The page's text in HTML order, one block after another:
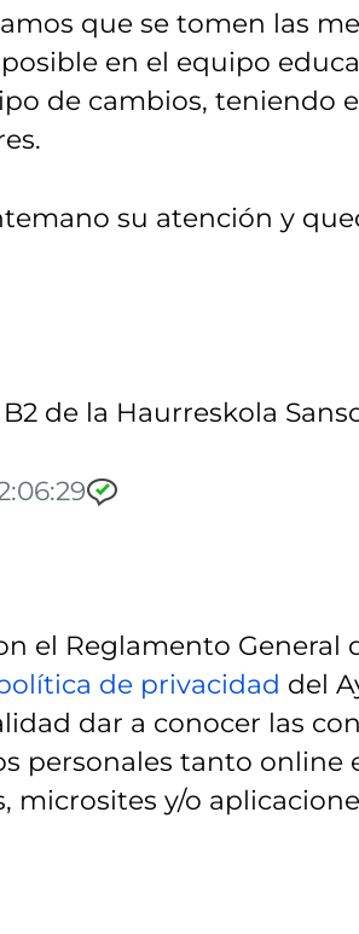
que se tomen las
en el equipo
de cambios, teniendo
su atención y
de la Haurreskola
el Reglamento General
de privacidad del
dar a conocer las
personales tanto online
microsites y/o